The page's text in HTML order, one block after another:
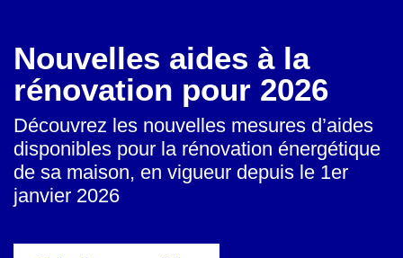
Nouvelles aides à la
rénovation pour 2026
Découvrez les nouvelles mesures d’aides
disponibles pour la rénovation énergétique
de sa maison, en vigueur depuis le 1er
janvier 2026